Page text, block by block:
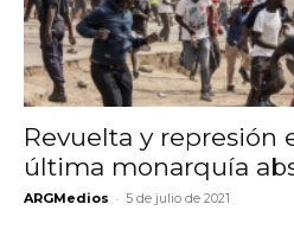
Revuelta y represión
última monarquía
ARGMedios - 5 de julio de 2021